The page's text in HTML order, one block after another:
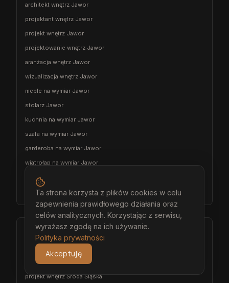
architekt wnętrz Jawor
projektant wnętrz Jawor
projekt wnętrz Jawor
projektowanie wnętrz Jawor
aranżacja wnętrz Jawor
wizualizacja wnętrz Jawor
meble na wymiar Jawor
stolarz Jawor
kuchnia na wymiar Jawor
szafa na wymiar Jawor
garderoba na wymiar Jawor
wiatrołap na wymiar Jawor
meble łazienkowe na wymiar Jawor
meble pokojowe na wymiar Jawor
Środa Śląska
architekt wnętrz Środa Śląska
projektant wnętrz Środa Śląska
projekt wnętrz Środa Śląska
Ta strona korzysta z plików cookies w celu
zapewnienia prawidłowego działania oraz
celów analitycznych. Korzystając z serwisu,
wyrażasz zgodę na ich używanie.
Polityka prywatności
Akceptuję